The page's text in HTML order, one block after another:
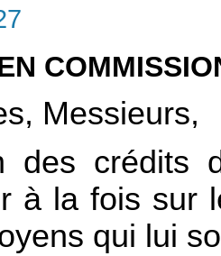
Messieurs,
des crédits
à la fois sur
qui lui